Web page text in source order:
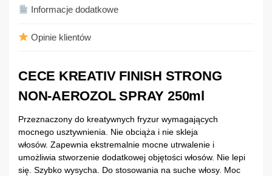
Informacje dodatkowe
Opinie klientów
CECE KREATIV FINISH STRONG
NON-AEROZOL SPRAY 250ml
Przeznaczony do kreatywnych fryzur wymagających
mocnego usztywnienia. Nie obciąża i nie skleja
włosów. Zapewnia ekstremalnie mocne utrwalenie i
umożliwia stworzenie dodatkowej objętości włosów. Nie lepi
się. Szybko wysycha. Do stosowania na suche włosy. Moc